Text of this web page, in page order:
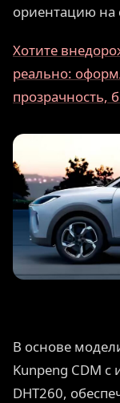
ориентацию на
Хотите
реально:
прозрачность,
В основе
Kunpeng CDM с
DHT260,